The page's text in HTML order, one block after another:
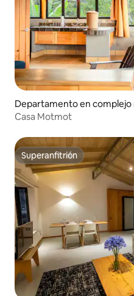
Departamento en complejo
edro La Laguna
Casa Motmot
Superanfitrión
Superanfitrión